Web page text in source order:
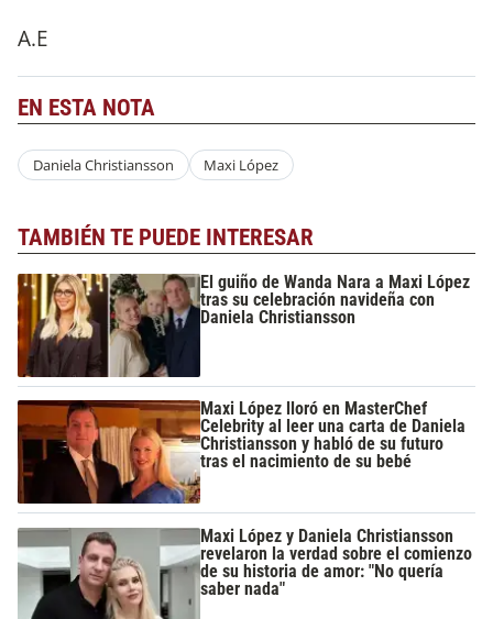
A.E
EN ESTA NOTA
Daniela Christiansson Maxi López
TAMBIÉN TE PUEDE INTERESAR
El guiño de Wanda Nara a Maxi López
tras su celebración navideña con
Daniela Christiansson
Maxi López lloró en MasterChef
Celebrity al leer una carta de Daniela
Christiansson y habló de su futuro
tras el nacimiento de su bebé
Maxi López y Daniela Christiansson
revelaron la verdad sobre el comienzo
de su historia de amor: "No quería
saber nada"